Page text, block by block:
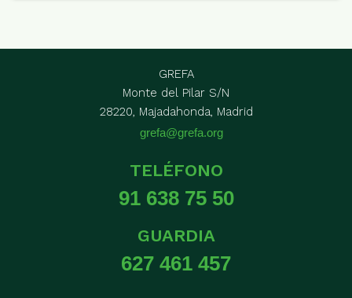
GREFA
Monte del Pilar S/N
28220, Majadahonda, Madrid
grefa@grefa.org
TELÉFONO
91 638 75 50
GUARDIA
627 461 457